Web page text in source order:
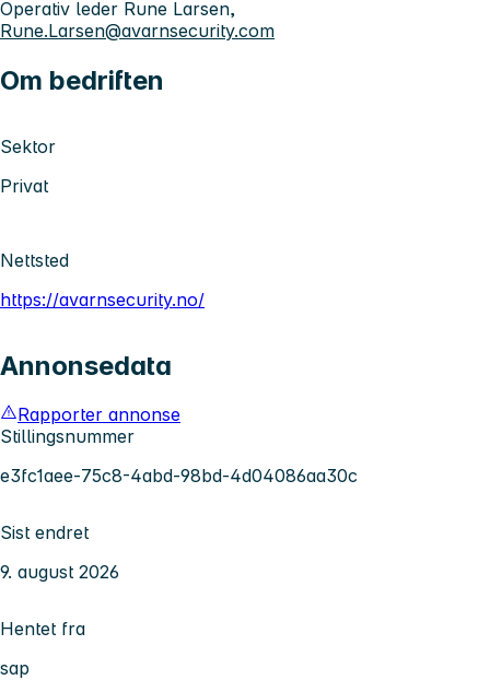
Operativ leder Rune Larsen,
Rune.Larsen@avarnsecurity.com
Om bedriften
Sektor
Privat
Nettsted
https://avarnsecurity.no/
Annonsedata
Rapporter annonse
Stillingsnummer
e3fc1aee-75c8-4abd-98bd-4d04086aa30c
Sist endret
9. august 2026
Hentet fra
sap